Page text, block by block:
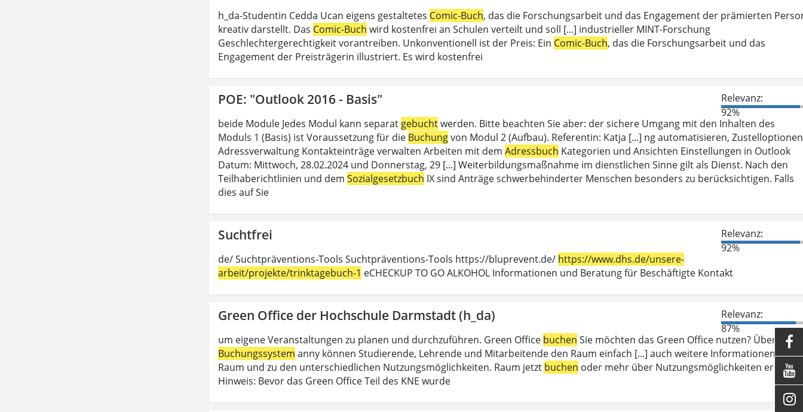
h_da-Studentin Cedda Ucan eigens gestaltetes Comic-Buch, das die Forschungsarbeit und das Engagement der prämierten
kreativ darstellt. Das Comic-Buch wird kostenfrei an Schulen verteilt und soll [...] industrieller MINT-Forschung
Geschlechtergerechtigkeit vorantreiben. Unkonventionell ist der Preis: Ein Comic-Buch, das die Forschungsarbeit und das
Engagement der Preisträgerin illustriert. Es wird kostenfrei
POE: "Outlook 2016 - Basis"
Relevanz:
92%
beide Module Jedes Modul kann separat gebuchtwerden. Bitte beachten Sie aber: der sichere Umgang mit den Inhalten des
Moduls 1 (Basis) ist Voraussetzung für die Buchungvon Modul 2 (Aufbau). Referentin: Katja [...] ng automatisieren, Zustelloptionen
Adressverwaltung Kontakteinträge verwalten Arbeiten mit dem Adressbuch Kategorien und Ansichten Einstellungen in Outlook
Datum: Mittwoch, 28.02.2024 und Donnerstag, 29 [...] Weiterbildungsmaßnahme im dienstlichen Sinne gilt als Dienst. Nach den
Teilhaberichtlinien und dem Sozialgesetzbuch IX sind Anträge schwerbehinderter Menschen besonders zu berücksichtigen. Falls
dies auf Sie
Suchtfrei
Relevanz:
92%
de/ Suchtpräventions-Tools Suchtpräventions-Tools https://bluprevent.de/ https://www.dhs.de/unsere-
arbeit/projekte/trinktagebuch-1 eCHECKUP TO GO ALKOHOL Informationen und Beratung für Beschäftigte Kontakt
Green Office der Hochschule Darmstadt (h_da)
Relevanz:
87%
um eigene Veranstaltungen zu planen und durchzuführen. Green Office buchen Sie möchten das Green Office nutzen? Über das
Buchungssystem anny können Studierende, Lehrende und Mitarbeitende den Raum einfach [...] auch weitere Informationen zum
Raum und zu den unterschiedlichen Nutzungsmöglichkeiten. Raum jetzt buchen oder mehr über Nutzungsmöglichkeiten
Hinweis: Bevor das Green Office Teil des KNE wurde


